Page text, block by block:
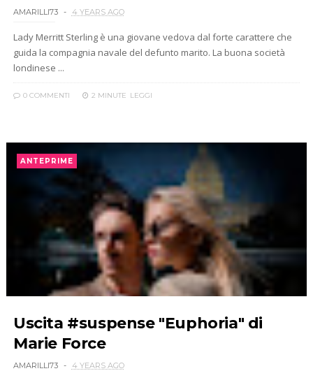
AMARILLI73 4 YEARS AGO
Lady Merritt Sterling è una giovane vedova dal forte carattere che
guida la compagnia navale del defunto marito. La buona società
londinese ...
0 COMMENTI 2 MINUTE LEGGI
ANTEPRIME
Uscita #suspense "Euphoria" di
Marie Force
AMARILLI73 4 YEARS AGO